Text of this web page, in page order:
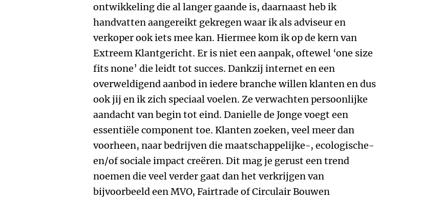
ontwikkeling die al langer gaande is, daarnaast heb ik
handvatten aangereikt gekregen waar ik als adviseur en
verkoper ook iets mee kan. Hiermee kom ik op de kern van
Extreem Klantgericht. Er is niet een aanpak, oftewel ‘one size
fits none’ die leidt tot succes. Dankzij internet en een
overweldigend aanbod in iedere branche willen klanten en dus
ook jij en ik zich speciaal voelen. Ze verwachten persoonlijke
aandacht van begin tot eind. Danielle de Jonge voegt een
essentiële component toe. Klanten zoeken, veel meer dan
voorheen, naar bedrijven die maatschappelijke-, ecologische-
en/of sociale impact creëren. Dit mag je gerust een trend
noemen die veel verder gaat dan het verkrijgen van
bijvoorbeeld een MVO, Fairtrade of Circulair Bouwen